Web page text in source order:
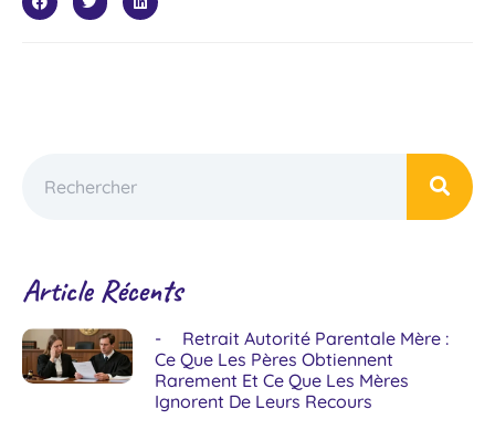
Article Récents
Retrait Autorité Parentale Mère :
Ce Que Les Pères Obtiennent
Rarement Et Ce Que Les Mères
Ignorent De Leurs Recours